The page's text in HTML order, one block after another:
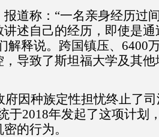
报道称：“一名亲身经历过
述自己的经历，即使是通
解释说。跨国镇压、6400
，导致了斯坦福大学及其
府因种族定性担忧终止了
于2018年发起了这项计划
的行为。